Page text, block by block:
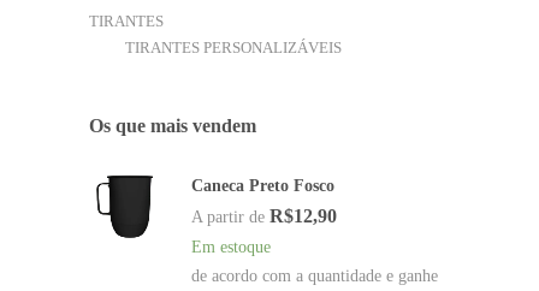
TIRANTES
TIRANTES PERSONALIZÁVEIS
Os que mais vendem
Caneca Preto Fosco
A partir de R$12,90
Em estoque
de acordo com a quantidade e ganhe